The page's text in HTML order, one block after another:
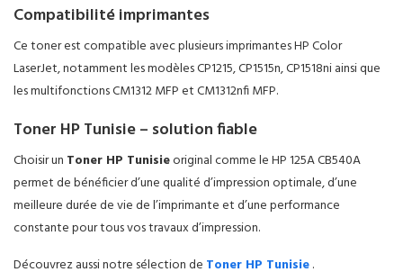
Compatibilité imprimantes
Ce toner est compatible avec plusieurs imprimantes HP Color
LaserJet, notamment les modèles CP1215, CP1515n, CP1518ni ainsi que
les multifonctions CM1312 MFP et CM1312nfi MFP.
Toner HP Tunisie – solution fiable
Choisir un Toner HP Tunisieoriginal comme le HP 125A CB540A
permet de bénéficier d’une qualité d’impression optimale, d’une
meilleure durée de vie de l’imprimante et d’une performance
constante pour tous vos travaux d’impression.
Découvrez aussi notre sélection de Toner HP Tunisie.